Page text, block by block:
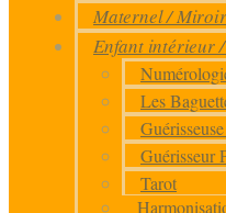
Maternel / Miroir
Enfant intérieur
Les
Guérisseur
Tarot